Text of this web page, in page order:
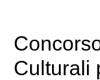
Culturali